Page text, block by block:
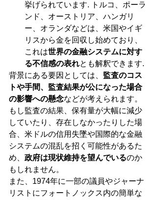
挙げられています. トルコ、ポーラ
ンド、オーストリア、ハンガリ
ー、オランダなどは、米国やイギ
リスから金を回収し始めており、
これは世界の金融システムに対す
る不信感の表れとも解釈できます.
背景にある要因としては、 監査のコス
トや手間、監査結果が公になった場合
の影響への懸念などが考えられます。
もし監査の結果、保有量が大幅に減少
していたり、存在しなかったりした場
合、米ドルの信用失墜や国際的な金融
システムの混乱を招く可能性があるた
め、 政府は現状維持を望んでいるのか
もしれません。
また、1974年に一部の議員やジャーナ
リストにフォートノックス内の簡単な